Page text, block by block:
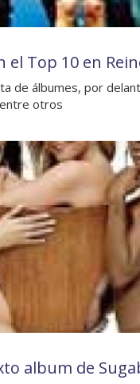
el Top 10 en
de álbumes, por
otros
album de